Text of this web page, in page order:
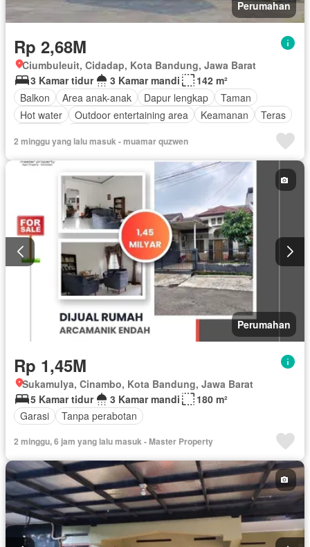
Perumahan
Rp 2,68M
Ciumbuleuit, Cidadap, Kota Bandung, Jawa Barat
3 Kamar tidur
3 Kamar mandi
142 m²
Balkon
Area anak-anak Dapur lengkap
Taman
Hot water
Outdoor entertaining area Keamanan
Teras
2 minggu yang lalu masuk - muamar quzwen
Perumahan
Rp 1,45M
Sukamulya, Cinambo, Kota Bandung, Jawa Barat
5 Kamar tidur
3 Kamar mandi
180 m²
Garasi
Tanpa perabotan
2 minggu, 6 jam yang lalu masuk - Master Property